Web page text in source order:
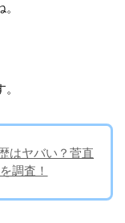
はヤバい？菅直
調査！